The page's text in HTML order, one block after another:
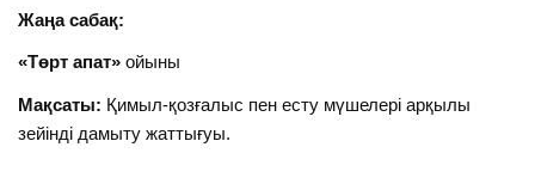
Жаңа сабақ:
«Төрт апат» ойыны
Мақсаты: Қимыл-қозғалыс пен есту мүшелері арқылы
зейінді дамыту жаттығуы.